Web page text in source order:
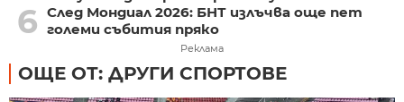
6 След Мондиал 2026: БНТ излъчва още пет
големи събития пряко
Реклама
ОЩЕ ОТ: ДРУГИ СПОРТОВЕ